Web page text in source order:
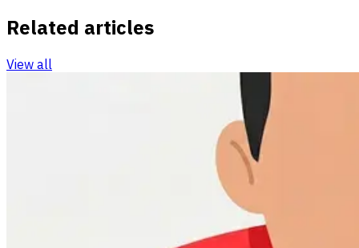
Related articles
View all